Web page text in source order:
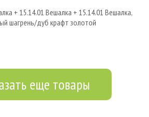
+ 15.14.01 Вешалка + 15.14.01 Вешалка,
шагрень/дуб крафт золотой
еще товары